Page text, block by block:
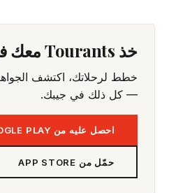
خذ Tourants معك في كل مكان
خطط لرحلاتك، اكتشف
— كل ذلك في جيبك.
احصل عليه من GOOGLE PLAY
حمّل من APP STORE